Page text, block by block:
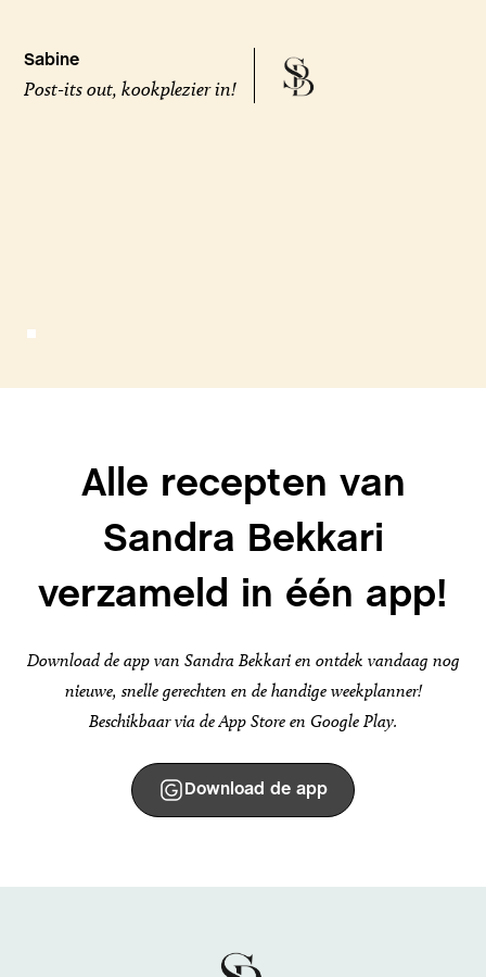
Sabine
Post-its out, kookplezier in!
Alle recepten van
Sandra Bekkari
verzameld in één app!
Download de app van Sandra Bekkari en ontdek vandaag nog
nieuwe, snelle gerechten en de handige weekplanner!
Beschikbaar via de App Store en Google Play.
Download de app